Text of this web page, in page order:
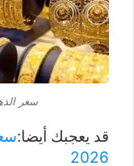
سعر
قد يعجبك أيضا:
2026